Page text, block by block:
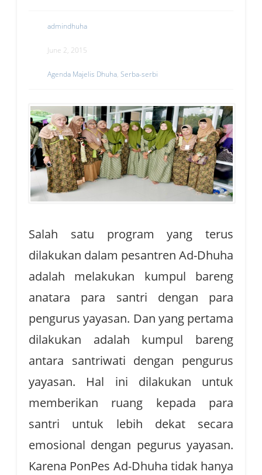
admindhuha
June 2, 2015
Agenda Majelis Dhuha, Serba-serbi
Salah satu program yang terus
dilakukan dalam pesantren Ad-Dhuha
adalah melakukan kumpul bareng
anatara para santri dengan para
pengurus yayasan. Dan yang pertama
dilakukan adalah kumpul bareng
antara santriwati dengan pengurus
yayasan. Hal ini dilakukan untuk
memberikan ruang kepada para
santri untuk lebih dekat secara
emosional dengan pegurus yayasan.
Karena PonPes Ad-Dhuha tidak hanya